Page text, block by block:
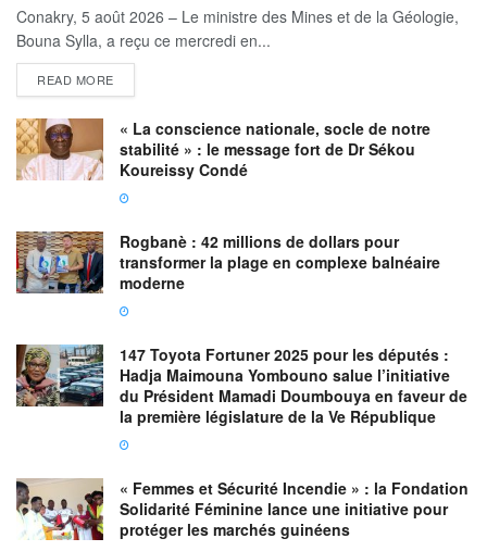
Conakry, 5 août 2026 – Le ministre des Mines et de la Géologie,
Bouna Sylla, a reçu ce mercredi en...
READ MORE
« La conscience nationale, socle de notre
stabilité » : le message fort de Dr Sékou
Koureissy Condé
Rogbanè : 42 millions de dollars pour
transformer la plage en complexe balnéaire
moderne
147 Toyota Fortuner 2025 pour les députés :
Hadja Maimouna Yombouno salue l’initiative
du Président Mamadi Doumbouya en faveur de
la première législature de la Ve République
« Femmes et Sécurité Incendie » : la Fondation
Solidarité Féminine lance une initiative pour
protéger les marchés guinéens